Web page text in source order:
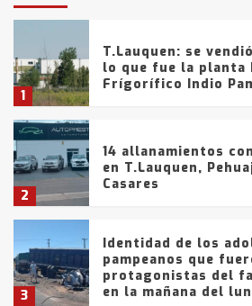
1
T.Lauquen: se
lo que fue la
Frígorífico Indio
2
14 allanamientos
en T.Lauquen,
Casares
3
Identidad de los
pampeanos que
protagonistas del
en la mañana del